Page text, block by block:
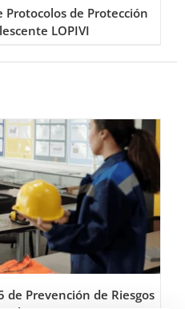
Protocolos de Protección
LOPIVI
de Prevención de Riesgos